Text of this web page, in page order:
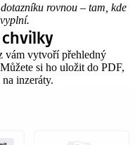
rovnou – tam, kde
vám vytvoří přehledný
si ho uložit do PDF,
inzeráty.